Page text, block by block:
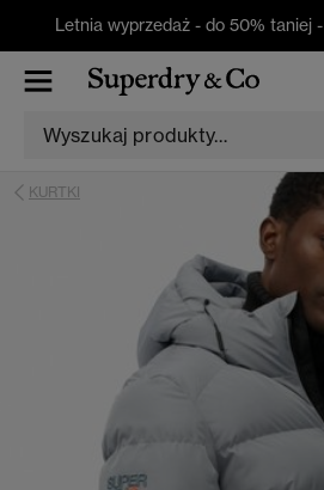
Letnia wyprzedaż - do 50% taniej -
KURTKI